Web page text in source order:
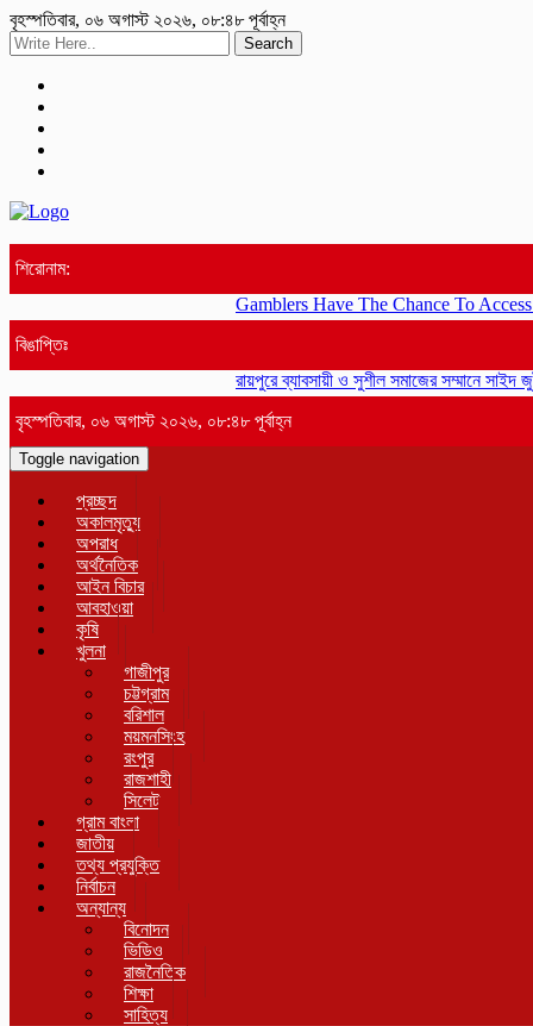
বৃহস্পতিবার, ০৬ অগাস্ট ২০২৬, ০৮:৪৮ পূর্বাহ্ন
Search
শিরোনাম:
Gamblers Have The Chance To Access
বিঙাপ্তিঃ
রায়পুরে ব্যাবসায়ী ও সুশীল সমাজের সম্মানে সাইদ
বৃহস্পতিবার, ০৬ অগাস্ট ২০২৬, ০৮:৪৮ পূর্বাহ্ন
Toggle navigation
প্রচ্ছদ
অকালমৃত্যু
অপরাধ
অর্থনৈতিক
আইন বিচার
আবহাওয়া
কৃষি
খুলনা
গাজীপুর
চট্টগ্রাম
বরিশাল
ময়মনসিংহ
রংপুর
রাজশাহী
সিলেট
গ্রাম বাংলা
জাতীয়
তথ্য প্রযুক্তি
নির্বাচন
অন্যান্য
বিনোদন
ভিডিও
রাজনৈতিক
শিক্ষা
সাহিত্য